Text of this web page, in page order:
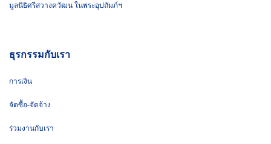
มูลนิธิศรีสวางควัฒน ในพระอุปถัมภ์ฯ
ธุรกรรมกับเรา
การเงิน
จัดซื้อ-จัดจ้าง
ร่วมงานกับเรา